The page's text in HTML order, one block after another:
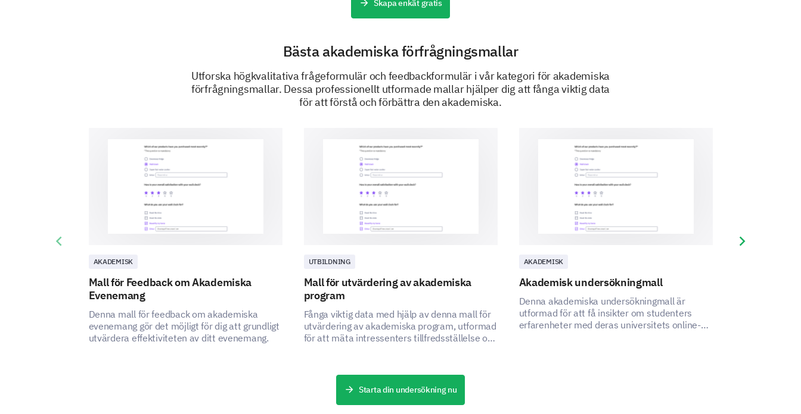
The assessments were fair.
I received timely and constructive feedback.
DRIVS AV
Skapa enkät gratis
Bästa akademiska förfrågningsmallar
Utforska högkvalitativa frågeformulär och feedbackformulär i vår kategori för akademiska
förfrågningsmallar. Dessa professionellt utformade mallar hjälper dig att fånga viktig data
för att förstå och förbättra den akademiska.
AKADEMISK
Mall för Feedback om Akademiska
Evenemang
Denna mall för feedback om akademiska
evenemang gör det möjligt för dig att grundligt
utvärdera effektiviteten av ditt evenemang.
UTBILDNING
Mall för utvärdering av akademiska
program
Fånga viktig data med hjälp av denna mall för
utvärdering av akademiska program, utformad
för att mäta intressenters tillfredsställelse och
AKADEMISK
Akademisk undersökningmall
Denna akademiska undersökningmall är
utformad för att få insikter om studenters
erfarenheter med deras universitets online-
Previous slide Next slide
Starta din undersökning nu